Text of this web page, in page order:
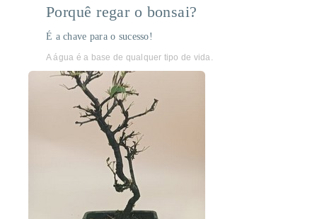
Porquê regar o bonsai?
É a chave para o sucesso!
A água é a base de qualquer tipo de vida.